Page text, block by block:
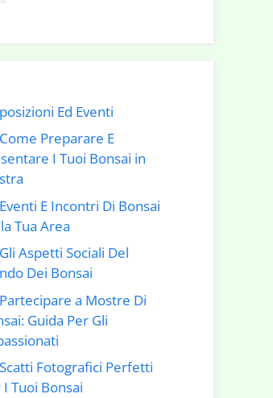
Ed Eventi
Come Preparare E
I Tuoi Bonsai in
Eventi E Incontri Di Bonsai
Tua Area
Gli Aspetti Sociali Del
Dei Bonsai
Partecipare a Mostre Di
Guida Per Gli
Scatti Fotografici Perfetti
I Tuoi Bonsai